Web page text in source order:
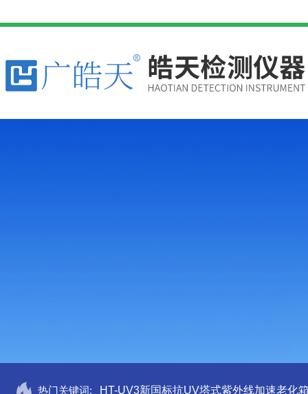
热门关键词: HT-UV3新国标抗UV塔式紫外线加速老化